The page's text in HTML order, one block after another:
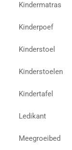
Kindermatras
Kinderpoef
Kinderstoel
Kinderstoelen
Kindertafel
Ledikant
Meegroeibed